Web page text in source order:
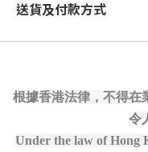
送貨及付款方式
根據香港法律，不得在
令
Under the law of Hong